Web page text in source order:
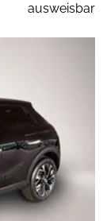
ausweisbar